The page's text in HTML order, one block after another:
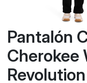
Pantalón
Cherokee